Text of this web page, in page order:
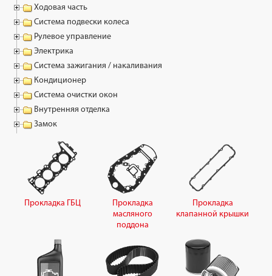
Ходовая часть
Система подвески колеса
Рулевое управление
Электрика
Система зажигания / накаливания
Кондиционер
Система очистки окон
Внутренняя отделка
Замок
Прокладка ГБЦ
Прокладка
масляного
поддона
Прокладка
клапанной крышки